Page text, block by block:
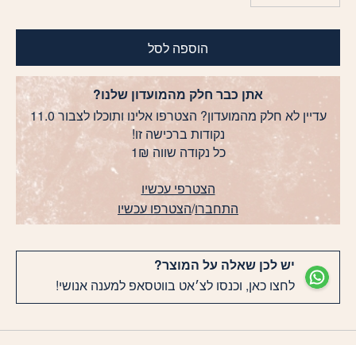
הוספה לסל
אתן כבר חלק מהמועדון שלנו?
עדיין לא חלק מהמועדון? הצטרפו אלינו ותוכלו לצבור 11.0
נקודות ברכישה זו!
כל נקודה שווה 1₪
הצטרפי עכשיו
התחברו/הצטרפו עכשיו
יש לכן שאלה על המוצר?
לחצו כאן, וכנסו לצ׳אט בווטסאפ למענה אנושי!